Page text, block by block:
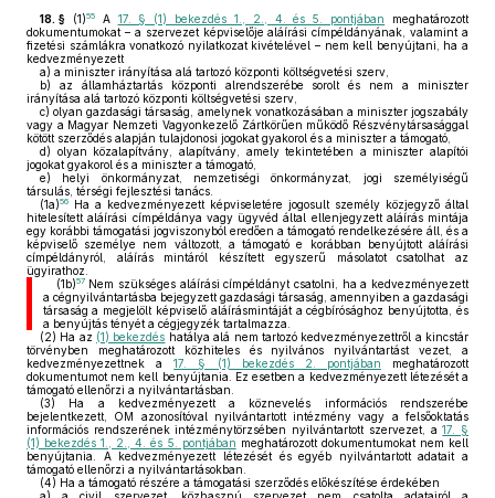
18. § (1)55A 17. § (1) bekezdés 1., 2., 4. és 5. pontjában meghatározott
dokumentumokat – a szervezet képviselője aláírási címpéldányának, valamint a
fizetési számlákra vonatkozó nyilatkozat kivételével – nem kell benyújtani, ha a
kedvezményezett
a) a miniszter irányítása alá tartozó központi költségvetési szerv,
b) az államháztartás központi alrendszerébe sorolt és nem a miniszter
irányítása alá tartozó központi költségvetési szerv,
c) olyan gazdasági társaság, amelynek vonatkozásában a miniszter jogszabály
vagy a Magyar Nemzeti Vagyonkezelő Zártkörűen működő Részvénytársasággal
kötött szerződés alapján tulajdonosi jogokat gyakorol és a miniszter a támogató,
d) olyan közalapítvány, alapítvány, amely tekintetében a miniszter alapítói
jogokat gyakorol és a miniszter a támogató,
e) helyi önkormányzat, nemzetiségi önkormányzat, jogi személyiségű
társulás, térségi fejlesztési tanács.
(1a)56
Ha a kedvezményezett képviseletére jogosult személy közjegyző által
hitelesített aláírási címpéldánya vagy ügyvéd által ellenjegyzett aláírás mintája
egy korábbi támogatási jogviszonyból eredően a támogató rendelkezésére áll, és a
képviselő személye nem változott, a támogató e korábban benyújtott aláírási
címpéldányról, aláírás mintáról készített egyszerű másolatot csatolhat az
ügyirathoz.
(1b)57Nem szükséges aláírási címpéldányt csatolni, ha a kedvezményezett
a cégnyilvántartásba bejegyzett gazdasági társaság, amennyiben a gazdasági
társaság a megjelölt képviselő aláírásmintáját a cégbírósághoz benyújtotta, és
a benyújtás tényét a cégjegyzék tartalmazza.
(2) Ha az (1) bekezdés hatálya alá nem tartozó kedvezményezettről a kincstár
törvényben meghatározott közhiteles és nyilvános nyilvántartást vezet, a
kedvezményezettnek a17. § (1) bekezdés 2. pontjában meghatározott
dokumentumot nem kell benyújtania. Ez esetben a kedvezményezett létezését a
támogató ellenőrzi a nyilvántartásban.
(3) Ha a kedvezményezett a köznevelés információs rendszerébe
bejelentkezett, OM azonosítóval nyilvántartott intézmény vagy a felsőoktatás
információs rendszerének intézménytörzsében nyilvántartott szervezet, a17. §
(1) bekezdés 1., 2., 4. és 5. pontjában meghatározott dokumentumokat nem kell
benyújtania. A kedvezményezett létezését és egyéb nyilvántartott adatait a
támogató ellenőrzi a nyilvántartásokban.
(4) Ha a támogató részére a támogatási szerződés előkészítése érdekében